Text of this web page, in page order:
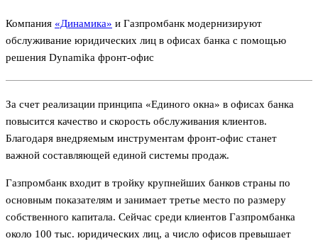
Компания «Динамика» и Газпромбанк модернизируют
обслуживание юридических лиц в офисах банка с помощью
решения Dynamika фронт-офис
За счет реализации принципа «Единого окна» в офисах банка
повысится качество и скорость обслуживания клиентов.
Благодаря внедряемым инструментам фронт-офис станет
важной составляющей единой системы продаж.
Газпромбанк входит в тройку крупнейших банков страны по
основным показателям и занимает третье место по размеру
собственного капитала. Сейчас среди клиентов Газпромбанка
около 100 тыс. юридических лиц, а число офисов превышает